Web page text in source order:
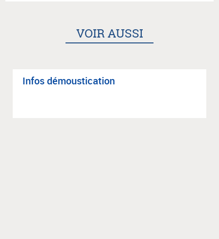
VOIR AUSSI
Infos démous­ti­ca­tion